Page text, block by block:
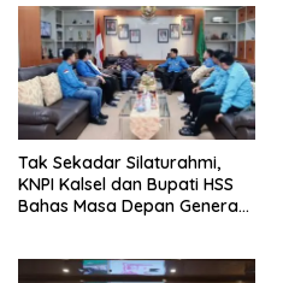
Tak Sekadar Silaturahmi,
KNPI Kalsel dan Bupati HSS
Bahas Masa Depan Generasi